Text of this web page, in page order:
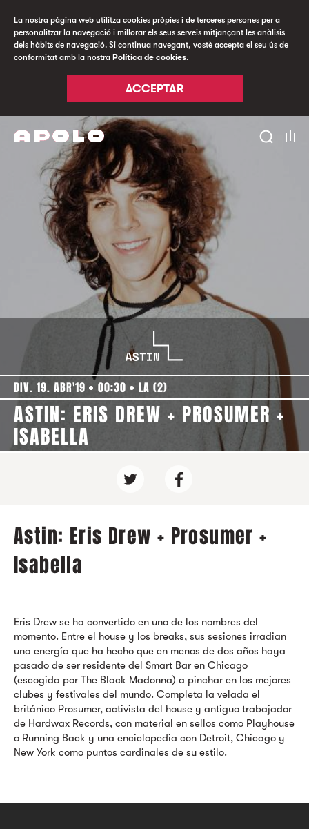
La nostra pàgina web utilitza cookies pròpies i de terceres persones per a
personalitzar la navegació i millorar els seus serveis mitjançant les anàlisis
dels hàbits de navegació. Si continua navegant, vostè accepta el seu ús de
conformitat amb la nostra Política de cookies.
ACCEPTAR
DIV. 19. ABR'19 00:30 LA (2)
ASTIN: ERIS DREW + PROSUMER +
ISABELLA
Astin: Eris Drew + Prosumer +
Isabella
Eris Drew se ha convertido en uno de los nombres del
momento. Entre el house y los breaks, sus sesiones irradian
una energía que ha hecho que en menos de dos años haya
pasado de ser residente del Smart Bar en Chicago
(escogida por The Black Madonna) a pinchar en los mejores
clubes y festivales del mundo. Completa la velada el
británico Prosumer, activista del house y antiguo trabajador
de Hardwax Records, con material en sellos como Playhouse
o Running Back y una enciclopedia con Detroit, Chicago y
New York como puntos cardinales de su estilo.